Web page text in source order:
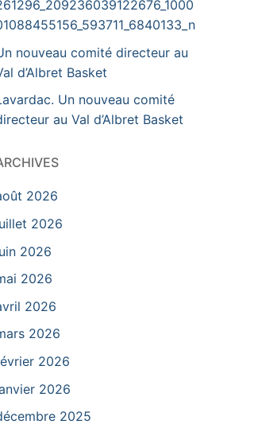
nouveau comité directeur au
d’Albret Basket
Un nouveau comité
au Val d’Albret Basket
2026
2026
2026
2026
2026
2026
2026
2026
2025